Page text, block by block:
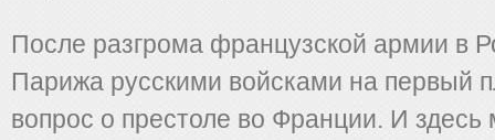
После разгрома французской армии в
Парижа русскими войсками на первый
вопрос о престоле во Франции. И здесь